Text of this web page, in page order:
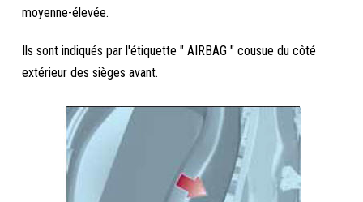
moyenne-élevée.
Ils sont indiqués par l'étiquette " AIRBAG " cousue du côté
extérieur des sièges avant.